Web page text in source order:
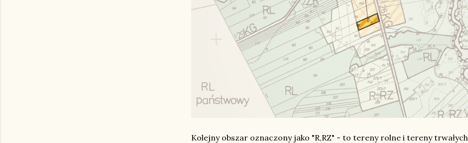
Kolejny obszar oznaczony jako "R,RZ" - to tereny rolne i tereny trwałych